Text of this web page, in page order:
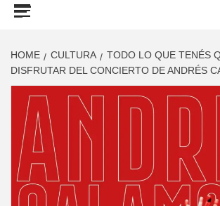
HOME CULTURA
TODO LO QUE TENÉS
DISFRUTAR DEL CONCIERTO DE ANDRÉS